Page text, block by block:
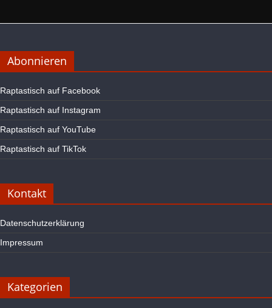
Abonnieren
Raptastisch auf Facebook
Raptastisch auf Instagram
Raptastisch auf YouTube
Raptastisch auf TikTok
Kontakt
Datenschutzerklärung
Impressum
Kategorien